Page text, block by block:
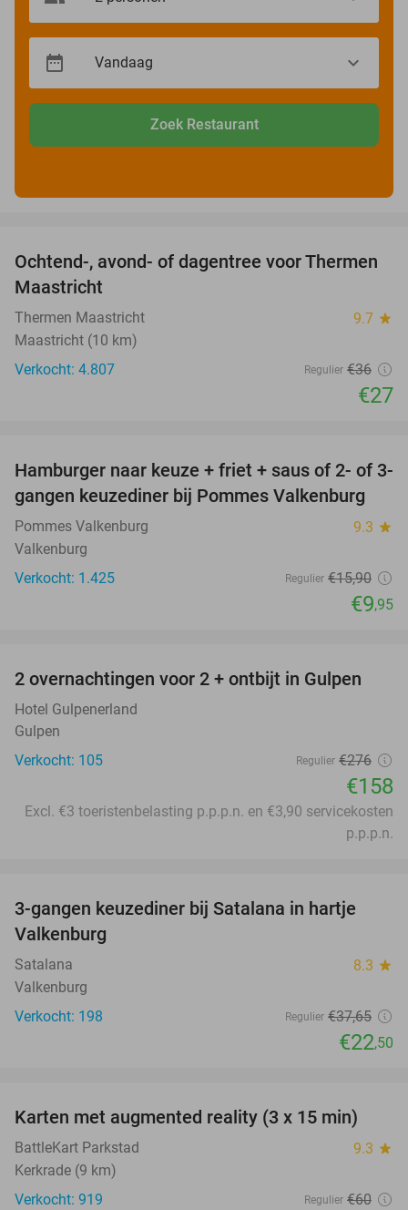
Zoek Restaurant
25%
Ochtend-, avond- of dagentree voor Thermen
Maastricht
Thermen Maastricht 9.7 star
Maastricht (10 km)
Verkocht: 4.807
Regulier €36
€27
37%
Hamburger naar keuze + friet + saus of 2- of 3-
gangen keuzediner bij Pommes Valkenburg
Pommes Valkenburg 9.3 star
Valkenburg
Verkocht: 1.425
Regulier €15,90
€9,95
43%
2 overnachtingen voor 2 + ontbijt in Gulpen
Hotel Gulpenerland
Gulpen
Verkocht: 105
Regulier €276
€158
Excl. €3 toeristenbelasting p.p.p.n. en €3,90 servicekosten
p.p.p.n.
40%
3-gangen keuzediner bij Satalana in hartje
Valkenburg
Satalana 8.3 star
Valkenburg
Verkocht: 198
Regulier €37,65
€22,50
35%
Karten met augmented reality (3 x 15 min)
BattleKart Parkstad 9.3 star
Kerkrade (9 km)
Verkocht: 919
Regulier €60